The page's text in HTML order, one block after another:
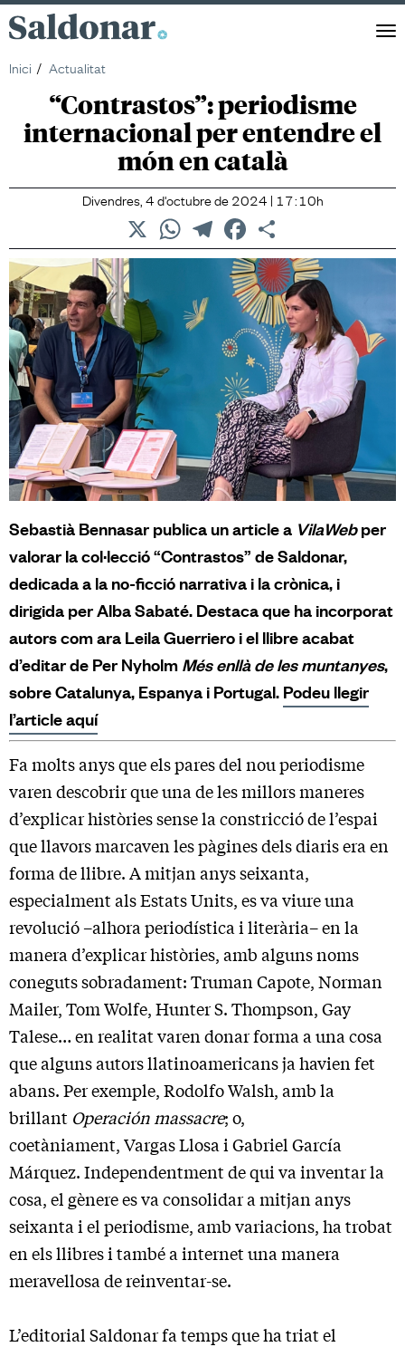
Saldonar
Inici
Actualitat
“Contrastos”: periodisme
internacional per entendre el
món en català
Divendres, 4 d'octubre de 2024 | 17:10h
WhatsAppTelegramFacebook
Sebastià Bennasar publica un article a VilaWebper
valorar la col·lecció “Contrastos” de Saldonar,
dedicada a la no-ficció narrativa i la crònica, i
dirigida per Alba Sabaté. Destaca que ha incorporat
autors com ara Leila Guerriero i el llibre acabat
d’editar de Per NyholmMés enllà de les muntanyes,
sobre Catalunya, Espanya i Portugal.Podeu llegir
l’article aquí
Fa molts anys que els pares del nou periodisme
varen descobrir que una de les millors maneres
d’explicar històries sense la constricció de l’espai
que llavors marcaven les pàgines dels diaris era en
forma de llibre. A mitjan anys seixanta,
especialment als Estats Units, es va viure una
revolució –alhora periodística i literària– en la
manera d’explicar històries, amb alguns noms
coneguts sobradament: Truman Capote, Norman
Mailer, Tom Wolfe, Hunter S. Thompson, Gay
Talese… en realitat varen donar forma a una cosa
que alguns autors llatinoamericans ja havien fet
abans. Per exemple, Rodolfo Walsh, amb la
brillant Operación massacre; o,
coetàniament, Vargas Llosa i Gabriel García
Márquez. Independentment de qui va inventar la
cosa, el gènere es va consolidar a mitjan anys
seixanta i el periodisme, amb variacions, ha trobat
en els llibres i també a internet una manera
meravellosa de reinventar-se.
L’editorial Saldonar fa temps que ha triat el